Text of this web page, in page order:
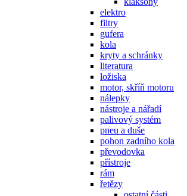
elektro
filtry
gufera
kola
kryty a schránky
literatura
ložiska
motor, skříň motoru
nálepky
nástroje a nářadí
palivový systém
pneu a duše
pohon zadního kola
převodovka
přístroje
rám
řetězy